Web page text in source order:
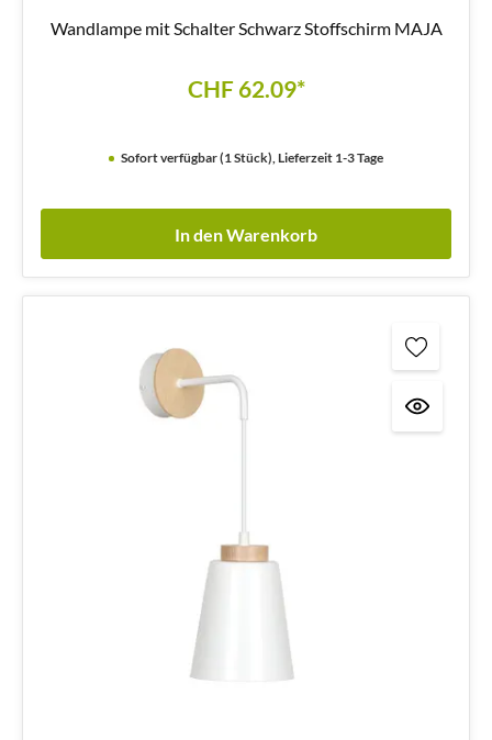
Wandlampe mit Schalter Schwarz Stoffschirm MAJA
CHF 62.09*
Sofort verfügbar (1 Stück), Lieferzeit 1-3 Tage
In den Warenkorb